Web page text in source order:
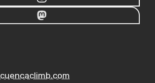
cuencaclimb.com